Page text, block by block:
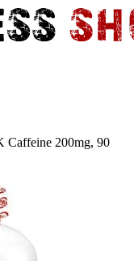
Caffeine 200mg, 90